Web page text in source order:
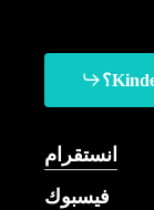
من
انستقرام
فيسبوك